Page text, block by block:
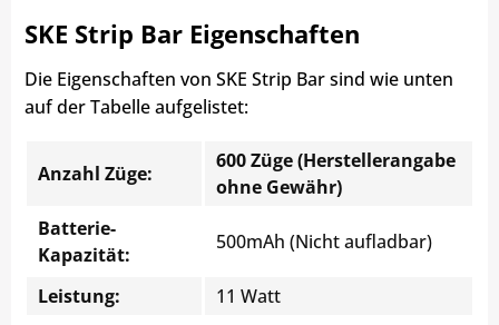
SKE Strip Bar Eigenschaften
Die Eigenschaften von SKE Strip Bar sind wie unten
auf der Tabelle aufgelistet:
Anzahl Züge:
600 Züge (Herstellerangabe
ohne Gewähr)
Batterie-
Kapazität:
500mAh (Nicht aufladbar)
Leistung:
11 Watt